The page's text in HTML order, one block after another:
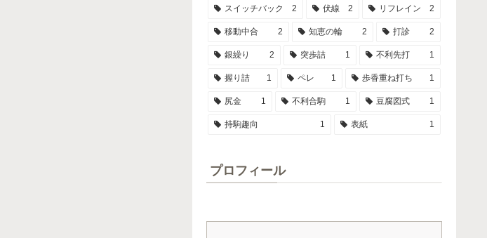
スイッチバック 2 伏線 2 リフレイン 2
移動中合 2 知恵の輪 2 打診 2
銀繰り 2 突歩詰 1 不利先打 1
握り詰 1 ペレ 1 歩香重ね打ち 1
尻金 1 不利合駒 1 豆腐図式 1
持駒趣向 1 表紙 1
プロフィール